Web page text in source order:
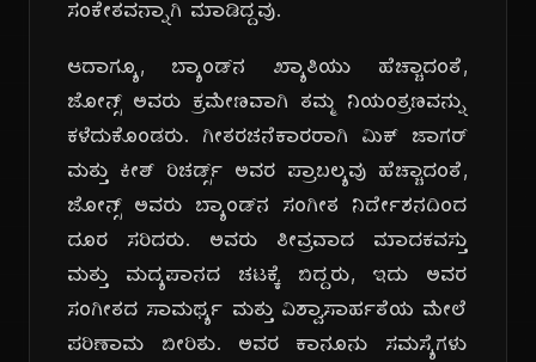
ಸಂಕೇತವನ್ನಾಗಿ ಮಾಡಿದ್ದವು.
ಆದಾಗ್ಯೂ, ಬ್ಯಾಂಡ್‌ನ ಖ್ಯಾತಿಯು ಹೆಚ್ಚಾದಂತೆ,
ಜೋನ್ಸ್ ಅವರು ಕ್ರಮೇಣವಾಗಿ ತಮ್ಮ ನಿಯಂತ್ರಣವನ್ನು
ಕಳೆದುಕೊಂಡರು. ಗೀತರಚನೆಕಾರರಾಗಿ ಮಿಕ್ ಜಾಗರ್
ಮತ್ತು ಕೀತ್ ರಿಚರ್ಡ್ಸ್ ಅವರ ಪ್ರಾಬಲ್ಯವು ಹೆಚ್ಚಾದಂತೆ,
ಜೋನ್ಸ್ ಅವರು ಬ್ಯಾಂಡ್‌ನ ಸಂಗೀತ ನಿರ್ದೇಶನದಿಂದ
ದೂರ ಸರಿದರು. ಅವರು ತೀವ್ರವಾದ ಮಾದಕವಸ್ತು
ಮತ್ತು ಮದ್ಯಪಾನದ ಚಟಕ್ಕೆ ಬಿದ್ದರು, ಇದು ಅವರ
ಸಂಗೀತದ ಸಾಮರ್ಥ್ಯ ಮತ್ತು ವಿಶ್ವಾಸಾರ್ಹತೆಯ ಮೇಲೆ
ಪರಿಣಾಮ ಬೀರಿತು. ಅವರ ಕಾನೂನು ಸಮಸ್ಯೆಗಳು